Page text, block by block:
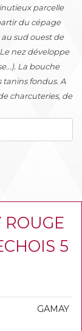
parcelle
du cépage
sud ouest de
nez développe
La bouche
tanins fondus. A
charcuteries, de
5
GAMAY